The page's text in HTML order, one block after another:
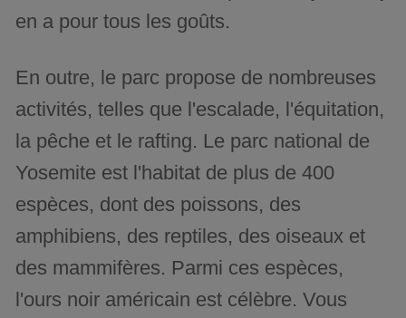
en a pour tous les goûts.
En outre, le parc propose de nombreuses
activités, telles que l'escalade, l'équitation,
la pêche et le rafting. Le parc national de
Yosemite est l'habitat de plus de 400
espèces, dont des poissons, des
amphibiens, des reptiles, des oiseaux et
des mammifères. Parmi ces espèces,
l'ours noir américain est célèbre. Vous